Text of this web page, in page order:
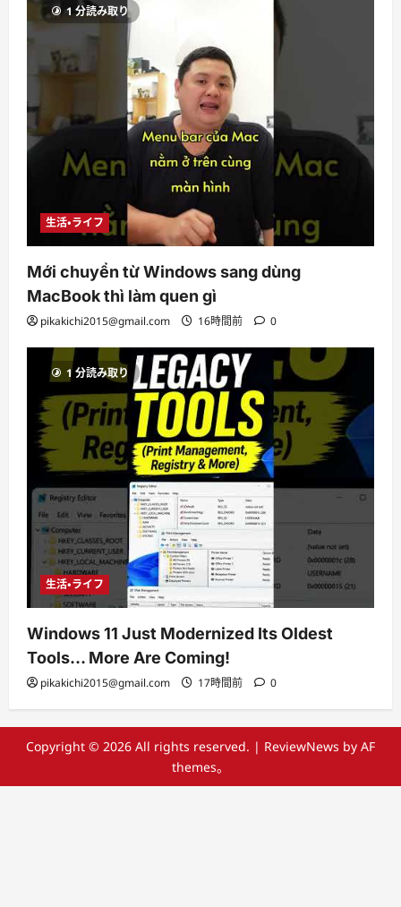
1 分読み取り
生活・ライフ
Mới chuyển từ Windows sang dùng
MacBook thì làm quen gì
pikakichi2015@gmail.com 16時間前 0
1 分読み取り
生活・ライフ
Windows 11 Just Modernized Its Oldest
Tools… More Are Coming!
pikakichi2015@gmail.com 17時間前 0
Copyright © 2026 All rights reserved. | ReviewNews by AF
themes。